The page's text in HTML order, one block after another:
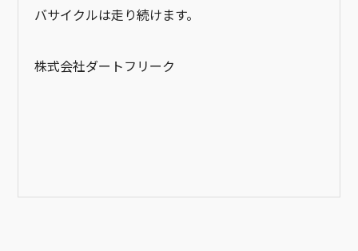
バサイクルは走り続けます。
株式会社ダートフリーク